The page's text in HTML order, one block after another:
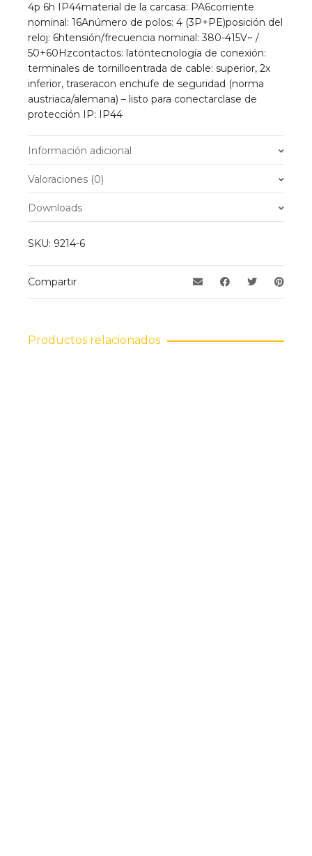
4p 6h IP44material de la carcasa: PA6corriente
nominal: 16Anúmero de polos: 4 (3P+PE)posición del
reloj: 6htensión/frecuencia nominal: 380-415V~ /
50+60Hzcontactos: latóntecnología de conexión:
terminales de tornilloentrada de cable: superior, 2x
inferior, traseracon enchufe de seguridad (norma
austriaca/alemana) – listo para conectarclase de
protección IP: IP44
Información adicional
Peso
Valoraciones (0)
No hay valoraciones aún.
este producto pueden hacer una valoración.
Downloads
SKU: 9214-6
Compartir
Productos relacionados